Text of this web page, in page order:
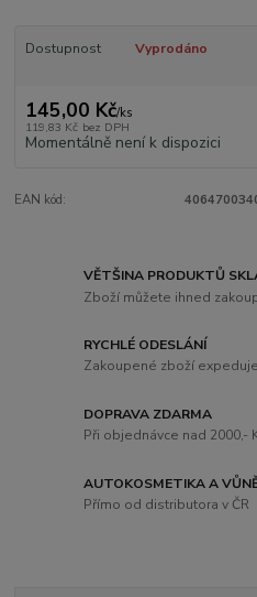
Dostupnost Vyprodáno
145,00 Kč/ks
119,83 Kč bez DPH
Momentálně není k dispozici
EAN kód:
VĚTŠINA PRODUKTŮ
Zboží můžete ihned
RYCHLÉ ODESLÁNÍ
Zakoupené zboží
DOPRAVA ZDARMA
Při objednávce nad 2000,-
AUTOKOSMETIKA A
Přímo od distributora v ČR